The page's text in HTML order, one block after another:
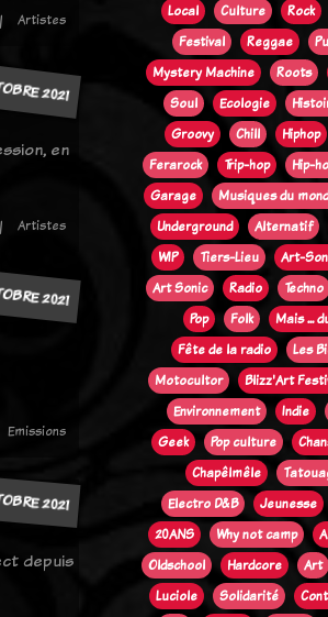
Artistes
2021
en
Artistes
2021
Emissions
2021
depuis
Local Culture Rock
Festival
Reggae
Mystery Machine
Roots
Soul
Ecologie
Groovy
Chill Hiphop
Ferarock
Trip-hop Hip-
Garage
Musiques du
Underground
Alternatif
WIP
Tiers-Lieu Art-
Art Sonic
Radio Techno
Pop
Folk Mais ...
Fête de la radio
Les
Motocultor
Blizz'Art
Environnement
Indie
Geek
Pop culture
Chapêlmêle
Electro D&B
Jeunesse
20ANS
Why not camp
Oldschool
Hardcore Art
Luciole
Solidarité